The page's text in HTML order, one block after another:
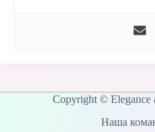
Copyright © Elegance
Наша